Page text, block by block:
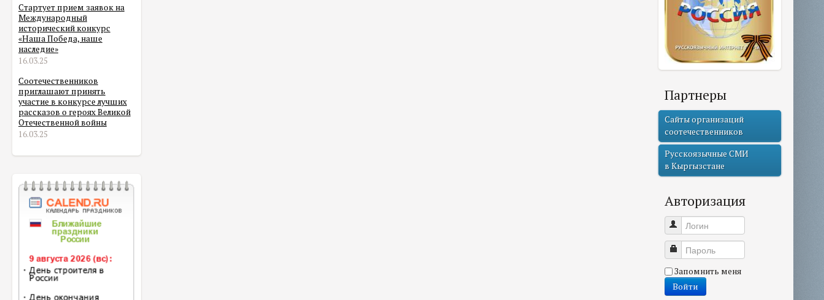
Стартует прием заявок на
Международный
исторический конкурс
«Наша Победа, наше
наследие»
16.03.25
Соотечественников
приглашают принять
участие в конкурсе лучших
рассказов о героях Великой
Отечественной войны
16.03.25
Партнеры
Сайты организаций
соотечественников
Русскоязычные СМИ
в Кыргызстане
Авторизация
Логин
Пароль
Запомнить меня
Войти